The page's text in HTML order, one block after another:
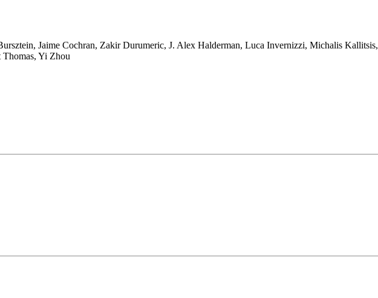
, Jaime Cochran, Zakir Durumeric, J. Alex Halderman, Luca Invernizzi, Michalis Kallitsis,
, Yi Zhou